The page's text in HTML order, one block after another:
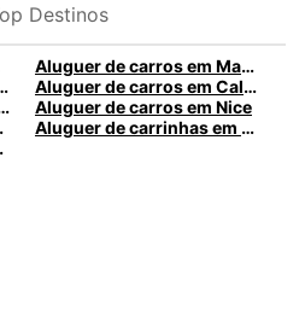
Destinos
Aluguer de carros em Madrid
em Málaga
Aluguer de carros em Caldas da Rainha
Santa Maria da Feira
Aluguer de carros em Nice
Nice
Aluguer de carrinhas em Santa Maria da Feira
Rainha